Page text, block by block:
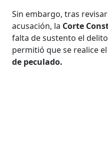
Sin embargo, tras
acusación, la Corte
falta de sustento el
permitió que se realice
de peculado.